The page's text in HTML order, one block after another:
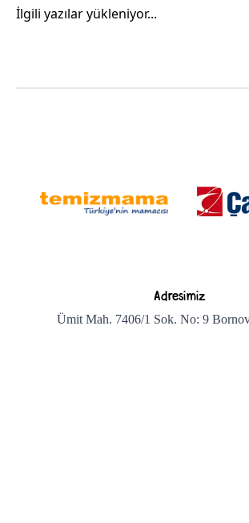
İlgili yazılar yükleniyor...
Adresimiz
Ümit Mah. 7406/1 Sok. No: 9